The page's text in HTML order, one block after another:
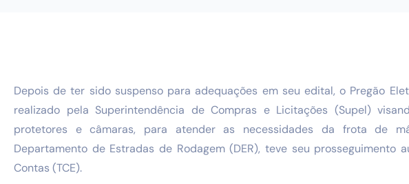
Depois de ter sido suspenso para adequações em seu edital, o Pregão
realizado pela Superintendência de Compras e Licitações (Supel)
protetores e câmaras, para atender as necessidades da frota de
Departamento de Estradas de Rodagem (DER), teve seu prosseguimento
Contas (TCE).